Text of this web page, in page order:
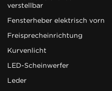
verstellbar
Fensterheber elektrisch vorn
Freisprecheinrichtung
Kurvenlicht
LED-Scheinwerfer
Leder